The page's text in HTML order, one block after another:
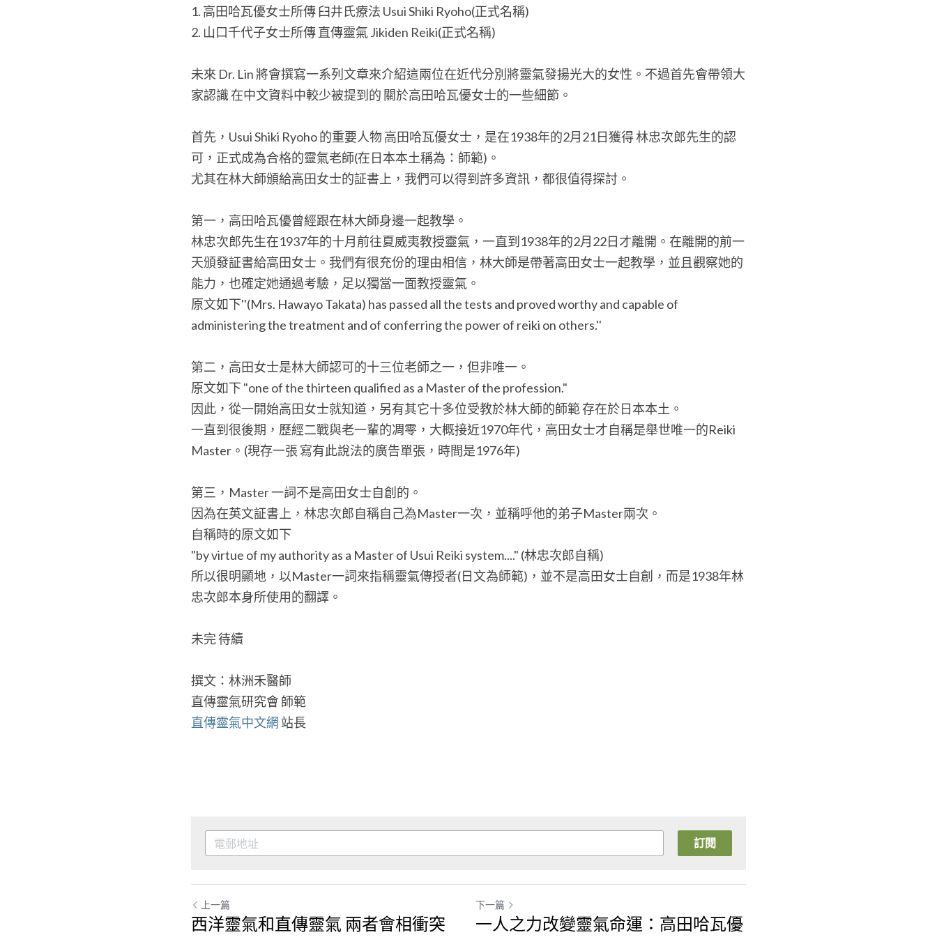
1. 高田哈瓦優女士所傳 臼井氏療法 Usui Shiki Ryoho(正式名稱)
2. 山口千代子女士所傳 直傳靈氣 Jikiden Reiki(正式名稱)
未來 Dr. Lin 將會撰寫一系列文章來介紹這兩位在近代分別將靈氣發揚光大的女性。不過首先會帶領大
家認識 在中文資料中較少被提到的 關於高田哈瓦優女士的一些細節。
首先，Usui Shiki Ryoho 的重要人物 高田哈瓦優女士，是在1938年的2月21日獲得 林忠次郎先生的認
可，正式成為合格的靈氣老師(在日本本土稱為：師範)。
尤其在林大師頒給高田女士的証書上，我們可以得到許多資訊，都很值得探討。
第一，高田哈瓦優曾經跟在林大師身邊一起教學。
林忠次郎先生在1937年的十月前往夏威夷教授靈氣，一直到1938年的2月22日才離開。在離開的前一
天頒發証書給高田女士。我們有很充份的理由相信，林大師是帶著高田女士一起教學，並且觀察她的
能力，也確定她通過考驗，足以獨當一面教授靈氣。
原文如下''(Mrs. Hawayo Takata) has passed all the tests and proved worthy and capable of
administering the treatment and of conferring the power of reiki on others.''
第二，高田女士是林大師認可的十三位老師之一，但非唯一。
原文如下 "one of the thirteen qualified as a Master of the profession."
因此，從一開始高田女士就知道，另有其它十多位受教於林大師的師範 存在於日本本土。
一直到很後期，歷經二戰與老一輩的凋零，大概接近1970年代，高田女士才自稱是舉世唯一的Reiki
Master。(現存一張 寫有此說法的廣告單張，時間是1976年)
第三，Master 一詞不是高田女士自創的。
因為在英文証書上，林忠次郎自稱自己為Master一次，並稱呼他的弟子Master兩次。
自稱時的原文如下
"by virtue of my authority as a Master of Usui Reiki system...." (林忠次郎自稱)
所以很明顯地，以Master一詞來指稱靈氣傳授者(日文為師範)，並不是高田女士自創，而是1938年林
忠次郎本身所使用的翻譯。
未完 待續
撰文：林洲禾醫師
直傳靈氣研究會 師範
直傳靈氣中文網 站長
訂閱
上一篇
西洋靈氣和直傳靈氣 兩者會相衝突
下一篇
一人之力改變靈氣命運：高田哈瓦優